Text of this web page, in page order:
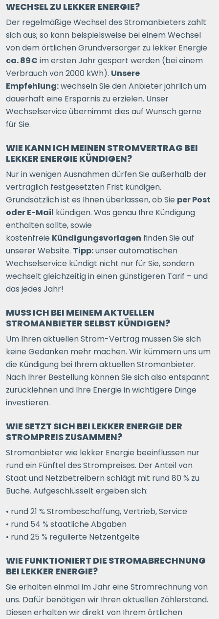
WECHSEL ZU LEKKER ENERGIE?
Der regelmäßige Wechsel des Stromanbieters zahlt
sich aus; so kann beispielsweise bei einem Wechsel
von dem örtlichen Grundversorger zu lekker Energie
ca. 89€ im ersten Jahr gespart werden (bei einem
Verbrauch von 2000 kWh). Unsere
Empfehlung:wechseln Sie den Anbieter jährlich um
dauerhaft eine Ersparnis zu erzielen. Unser
Wechselservice übernimmt dies auf Wunsch gerne
für Sie.
WIE KANN ICH MEINEN STROMVERTRAG BEI
LEKKER ENERGIE KÜNDIGEN?
Nur in wenigen Ausnahmen dürfen Sie außerhalb der
vertraglich festgesetzten Frist kündigen.
Grundsätzlich ist es Ihnen überlassen, ob Sie per Post
oder E-Mail kündigen. Was genau Ihre Kündigung
enthalten sollte, sowie
kostenfreie Kündigungsvorlagen finden Sie auf
unserer Website. Tipp:unser automatischen
Wechselservice kündigt nicht nur für Sie, sondern
wechselt gleichzeitig in einen günstigeren Tarif – und
das jedes Jahr!
MUSS ICH BEI MEINEM AKTUELLEN
STROMANBIETER SELBST KÜNDIGEN?
Um Ihren aktuellen Strom-Vertrag müssen Sie sich
keine Gedanken mehr machen. Wir kümmern uns um
die Kündigung bei Ihrem aktuellen Stromanbieter.
Nach Ihrer Bestellung können Sie sich also entspannt
zurücklehnen und Ihre Energie in wichtigere Dinge
investieren.
WIE SETZT SICH BEI LEKKER ENERGIE DER
STROMPREIS ZUSAMMEN?
Stromanbieter wie lekker Energie beeinflussen nur
rund ein Fünftel des Strompreises. Der Anteil von
Staat und Netzbetreibern schlägt mit rund 80 % zu
Buche. Aufgeschlüsselt ergeben sich:
• rund 21 % Strombeschaffung, Vertrieb, Service
• rund 54 % staatliche Abgaben
• rund 25 % regulierte Netzentgelte
WIE FUNKTIONIERT DIE STROMABRECHNUNG
BEI LEKKER ENERGIE?
Sie erhalten einmal im Jahr eine Stromrechnung von
uns. Dafür benötigen wir Ihren aktuellen Zählerstand.
Diesen erhalten wir direkt von Ihrem örtlichen